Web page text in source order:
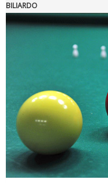
La formazione Uisp
BILIARDO